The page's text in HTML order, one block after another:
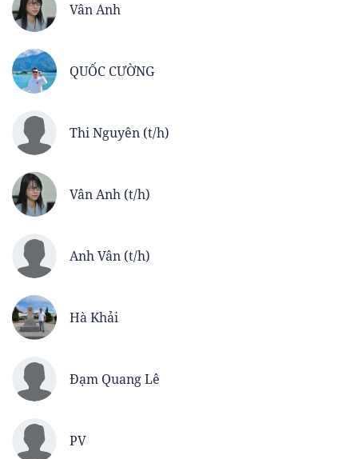
Vân Anh
QUỐC CƯỜNG
Thi Nguyên (t/h)
Vân Anh (t/h)
Anh Vân (t/h)
Hà Khải
Đạm Quang Lê
PV